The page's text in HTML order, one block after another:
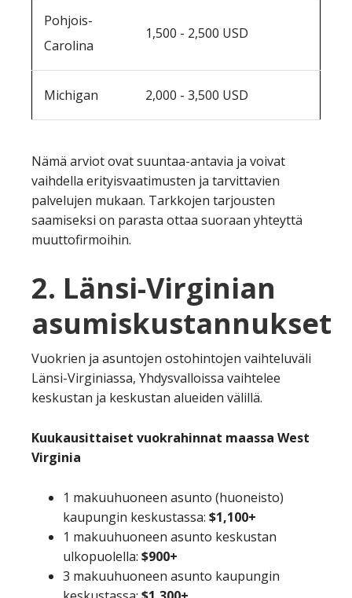
Pohjois-
Carolina
1,500 - 2,500 USD
Michigan 2,000 - 3,500 USD
Nämä arviot ovat suuntaa-antavia ja voivat
vaihdella erityisvaatimusten ja tarvittavien
palvelujen mukaan. Tarkkojen tarjousten
saamiseksi on parasta ottaa suoraan yhteyttä
muuttofirmoihin.
2. Länsi-Virginian
asumiskustannukset
Vuokrien ja asuntojen ostohintojen vaihteluväli
Länsi-Virginiassa, Yhdysvalloissa vaihtelee
keskustan ja keskustan alueiden välillä.
Kuukausittaiset vuokrahinnat maassa West
Virginia
1 makuuhuoneen asunto (huoneisto)
kaupungin keskustassa: $1,100+
1 makuuhuoneen asunto keskustan
ulkopuolella: $900+
3 makuuhuoneen asunto kaupungin